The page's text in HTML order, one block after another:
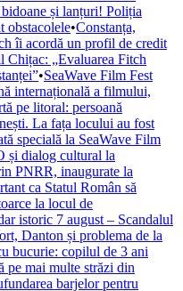
și lanțuri! Poliția
obstacolele•Constanța,
îi acordă un profil de credit
Chițac: „Evaluarea Fitch
•SeaWave Film Fest
internațională a filmului,
pe litoral: persoană
La fața locului au fost
specială la SeaWave Film
și dialog cultural la
PNRR, inaugurate la
ca Statul Român să
la locul de
istoric 7 august – Scandalul
Danton și problema de la
bucurie: copilul de 3 ani
pe mai multe străzi din
barjelor pentru